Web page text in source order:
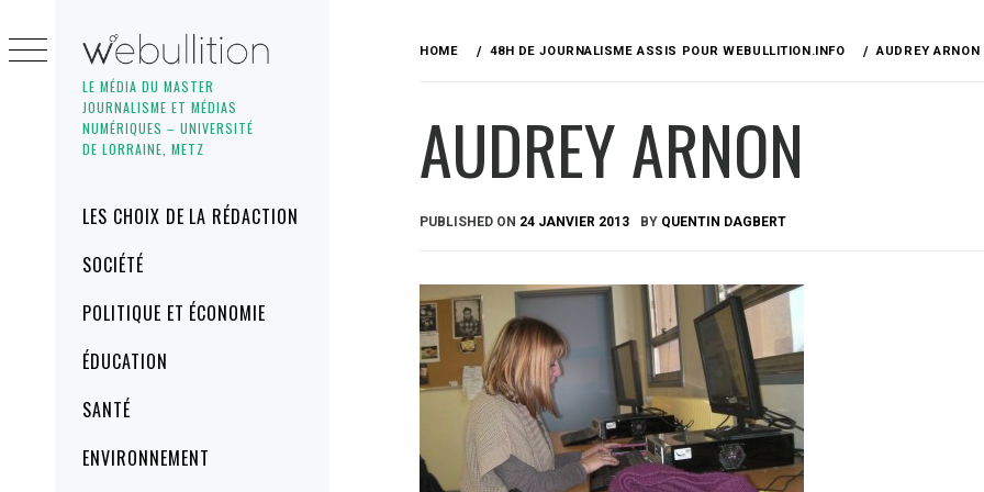
LE MÉDIA DU MASTER
JOURNALISME ET MÉDIAS
NUMÉRIQUES – UNIVERSITÉ
DE LORRAINE, METZ
MenuLES CHOIX DE LA RÉDACTION
SOCIÉTÉ
POLITIQUE ET ÉCONOMIE
ÉDUCATION
SANTÉ
ENVIRONNEMENT
to
content
HOME 48H DE JOURNALISME ASSIS POUR WEBULLITION.INFO AUDREY ARNON
AUDREY ARNON
PUBLISHED ON 24 JANVIER 2013 BY QUENTIN DAGBERT